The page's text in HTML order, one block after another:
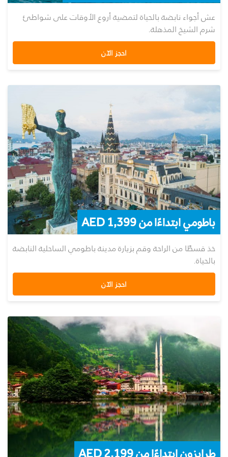
عش أجواء نابضة بالحياة لتمضية أروع الأوقات على شواطئ
شرم الشيخ المذهلة.
احجز الآن
باطومي ابتداءًا من AED 1,399
خذ قسطًا من الراحة وقم بزيارة مدينة باطومي الساحلية النابضة
بالحياة.
احجز الآن
طرابزون ابتداءًا من AED 2,199